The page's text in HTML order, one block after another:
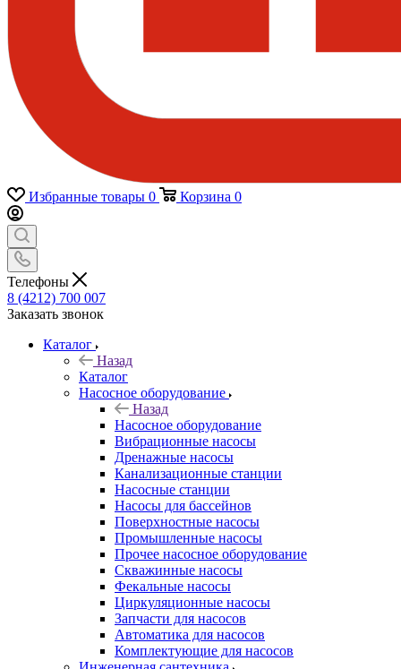
Избранные товары 0 Корзина 0
Телефоны
8 (4212) 700 007
Заказать звонок
Каталог
Назад
Каталог
Насосное оборудование
Назад
Насосное оборудование
Вибрационные насосы
Дренажные насосы
Канализационные станции
Насосные станции
Насосы для бассейнов
Поверхностные насосы
Промышленные насосы
Прочее насосное оборудование
Скважинные насосы
Фекальные насосы
Циркуляционные насосы
Запчасти для насосов
Автоматика для насосов
Комплектующие для насосов